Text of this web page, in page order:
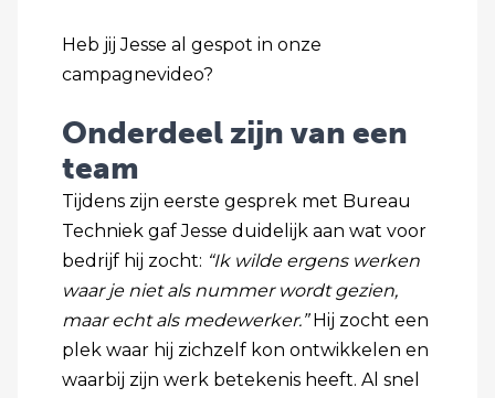
Heb jij Jesse al gespot in onze
campagnevideo?
Onderdeel zijn van een
team
Tijdens zijn eerste gesprek met Bureau
Techniek gaf Jesse duidelijk aan wat voor
bedrijf hij zocht: “Ik wilde ergens werken
waar je niet als nummer wordt gezien,
maar echt als medewerker.”Hij zocht een
plek waar hij zichzelf kon ontwikkelen en
waarbij zijn werk betekenis heeft. Al snel